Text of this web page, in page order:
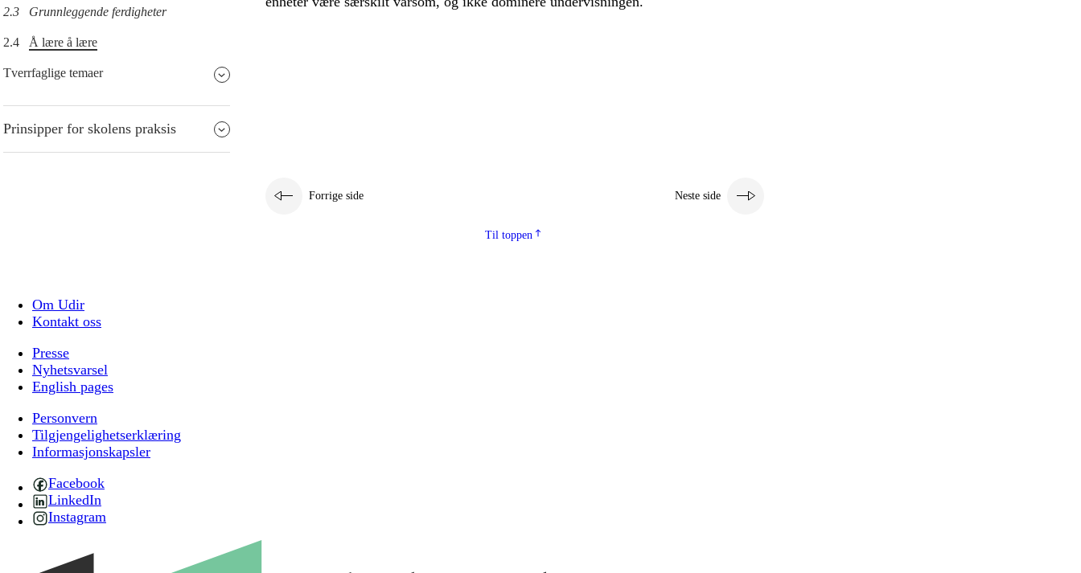
2.3 Grunnleggende ferdigheter
2.4 Å lære å lære
Tverrfaglige temaer
Prinsipper for skolens praksis
Forrige side Neste side
Til toppen
Om Udir
Kontakt oss
Presse
Nyhetsvarsel
English pages
Personvern
Tilgjengelighetserklæring
Informasjonskapsler
Facebook
LinkedIn
Instagram